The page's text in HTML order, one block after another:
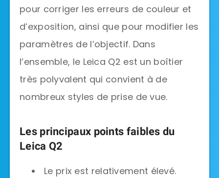
pour corriger les erreurs de couleur et
d’exposition, ainsi que pour modifier les
paramètres de l’objectif. Dans
l’ensemble, le Leica Q2 est un boîtier
très polyvalent qui convient à de
nombreux styles de prise de vue.
Les principaux points faibles du
Leica Q2
Le prix est relativement élevé.